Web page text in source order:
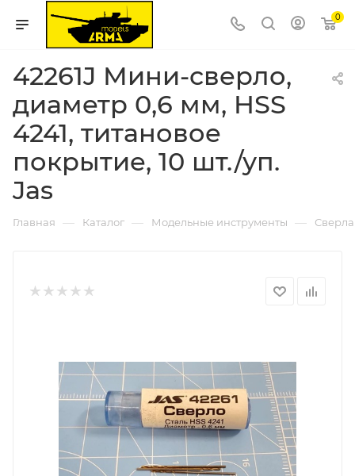
0
42261J Мини-сверло,
диаметр 0,6 мм, HSS
4241, титановое
покрытие, 10 шт./уп.
Jas
Главная — Каталог — Модельные инструменты — Сверла